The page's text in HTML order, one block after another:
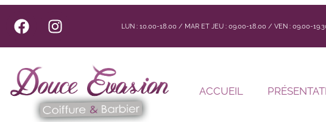
LUN : 10.00-18.00 / MAR ET JEU : 09.00-18.00 / VEN : 09.00-
ACCUEIL